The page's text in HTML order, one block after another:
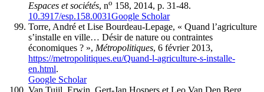
Espaces et sociétés, no 158, 2014, p. 31-48.
10.3917/esp.158.0031Google Scholar
Torre, André et Lise Bourdeau-Lepage, « Quand l’agriculture
s’installe en ville… Désir de nature ou contraintes
économiques ? », Métropolitiques, 6 février 2013,
https://metropolitiques.eu/Quand-l-agriculture-s-installe-
en.html.
Google Scholar